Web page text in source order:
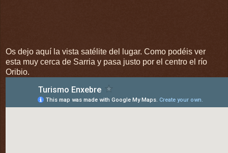
Os dejo aquí la vista satélite del lugar. Como podéis ver
esta muy cerca de Sarria y pasa justo por el centro el río
Oribio.